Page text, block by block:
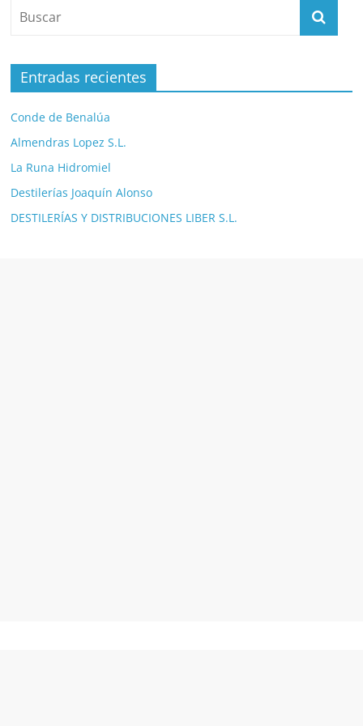
Entradas recientes
Conde de Benalúa
Almendras Lopez S.L.
La Runa Hidromiel
Destilerías Joaquín Alonso
DESTILERÍAS Y DISTRIBUCIONES LIBER S.L.